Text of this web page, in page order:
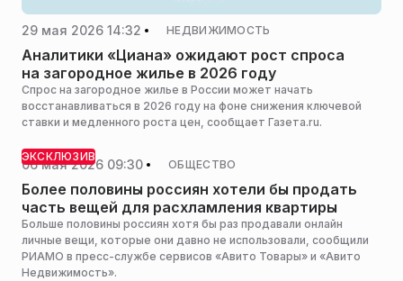
29 мая 2026 14:32 НЕДВИЖИМОСТЬ
Аналитики «Циана» ожидают рост спроса
на загородное жилье в 2026 году
Спрос на загородное жилье в России может начать
восстанавливаться в 2026 году на фоне снижения ключевой
ставки и медленного роста цен, сообщает Газета.ru.
ЭКСКЛЮЗИВ
06 мая 2026 09:30 ОБЩЕСТВО
Более половины россиян хотели бы продать
часть вещей для расхламления квартиры
Больше половины россиян хотя бы раз продавали онлайн
личные вещи, которые они давно не использовали, сообщили
РИАМО в пресс-службе сервисов «Авито Товары» и «Авито
Недвижимость».